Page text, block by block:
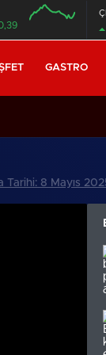
GASTRO
Tarihi: 8 Mayıs